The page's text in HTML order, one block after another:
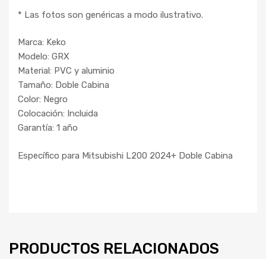
* Las fotos son genéricas a modo ilustrativo.
Marca: Keko
Modelo: GRX
Material: PVC y aluminio
Tamaño: Doble Cabina
Color: Negro
Colocación: Incluida
Garantía: 1 año
Específico para Mitsubishi L200 2024+ Doble Cabina
PRODUCTOS RELACIONADOS